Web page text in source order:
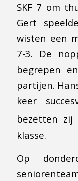
SKF 7 om
Gert
wisten een
7-3. De
begrepen
partijen.
keer
bezetten
klasse.
Op